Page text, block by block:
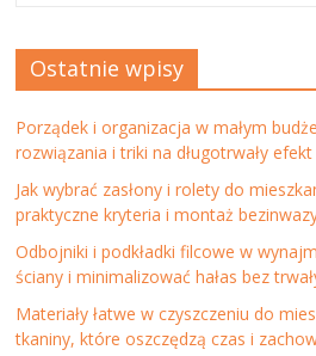
Ostatnie wpisy
Porządek i organizacja w małym
rozwiązania i triki na długotrwały efekt
Jak wybrać zasłony i rolety do
praktyczne kryteria i montaż
Odbojniki i podkładki filcowe w
ściany i minimalizować hałas bez
Materiały łatwe w czyszczeniu do
tkaniny, które oszczędzą czas i